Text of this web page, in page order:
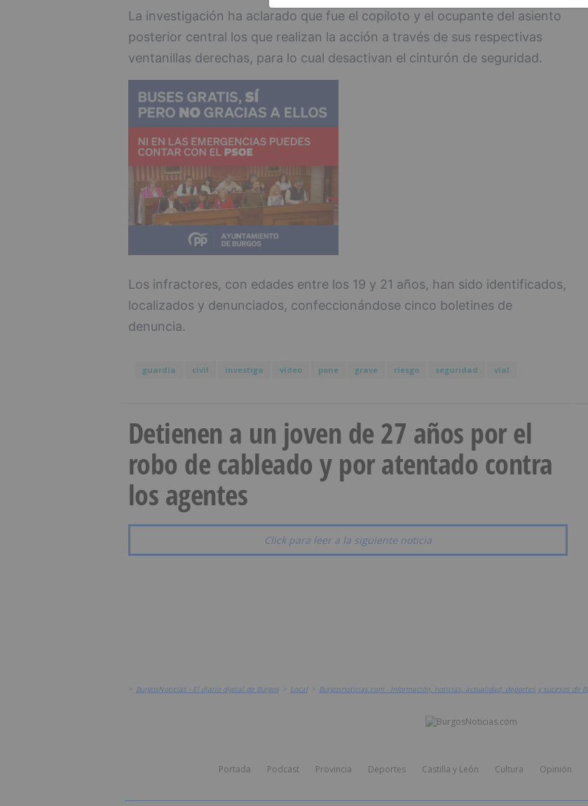
La investigación ha aclarado que fue el copiloto y el ocupante del asiento
posterior central los que realizan la acción a través de sus respectivas
ventanillas derechas, para lo cual desactivan el cinturón de seguridad.
Los infractores, con edades entre los 19 y 21 años, han sido identificados,
localizados y denunciados, confeccionándose cinco boletines de
denuncia.
guardia civil investiga video pone grave riesgo seguridad vial
Detienen a un joven de 27 años por el
robo de cableado y por atentado contra
los agentes
Click para leer a la siguiente noticia
> BurgosNoticias - El diario digital de Burgos > Local > Burgosnoticias.com - Información, noticias, actualidad, deportes y sucesos de
Portada Podcast Provincia Deportes Castilla y León Cultura Opinión